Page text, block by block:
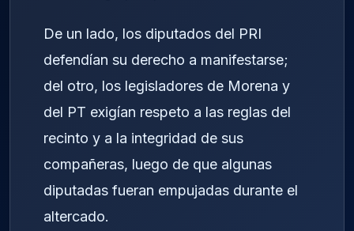
De un lado, los diputados del PRI
defendían su derecho a manifestarse;
del otro, los legisladores de Morena y
del PT exigían respeto a las reglas del
recinto y a la integridad de sus
compañeras, luego de que algunas
diputadas fueran empujadas durante el
altercado.